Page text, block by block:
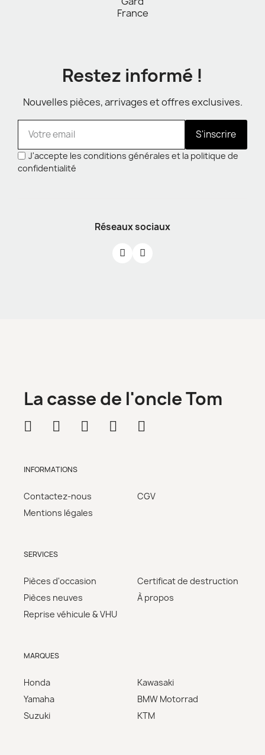
France
Restez informé !
Nouvelles pièces, arrivages et offres exclusives.
S'inscrire
J'accepte les conditions générales et la politique de
confidentialité
Réseaux sociaux
La casse de l'oncle Tom
INFORMATIONS
Contactez-nous
Mentions légales
CGV
SERVICES
Pièces d'occasion
Pièces neuves
Reprise véhicule & VHU
Certificat de destruction
À propos
MARQUES
Honda
Yamaha
Suzuki
Kawasaki
BMW Motorrad
KTM